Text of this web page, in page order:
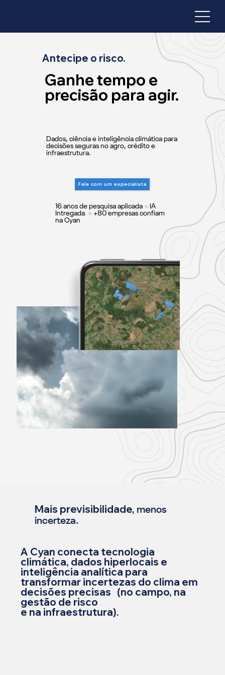
Antecipe o risco.
Ganhe tempo e
precisão para agir.
Dados, ciência e inteligência climática para
decisões seguras no agro, crédito e
infraestrutura.
Fale com um especialista
16 anos de pesquisa aplicada ● IA
Intregada ● +80 empresas confiam
na Cyan
Mais previsibilidade, menos
incerteza.
A Cyan conecta tecnologia
climática, dados hiperlocais e
inteligência analítica para
transformar incertezas do clima em
decisões precisas (no campo, na
gestão de risco
e na infraestrutura).